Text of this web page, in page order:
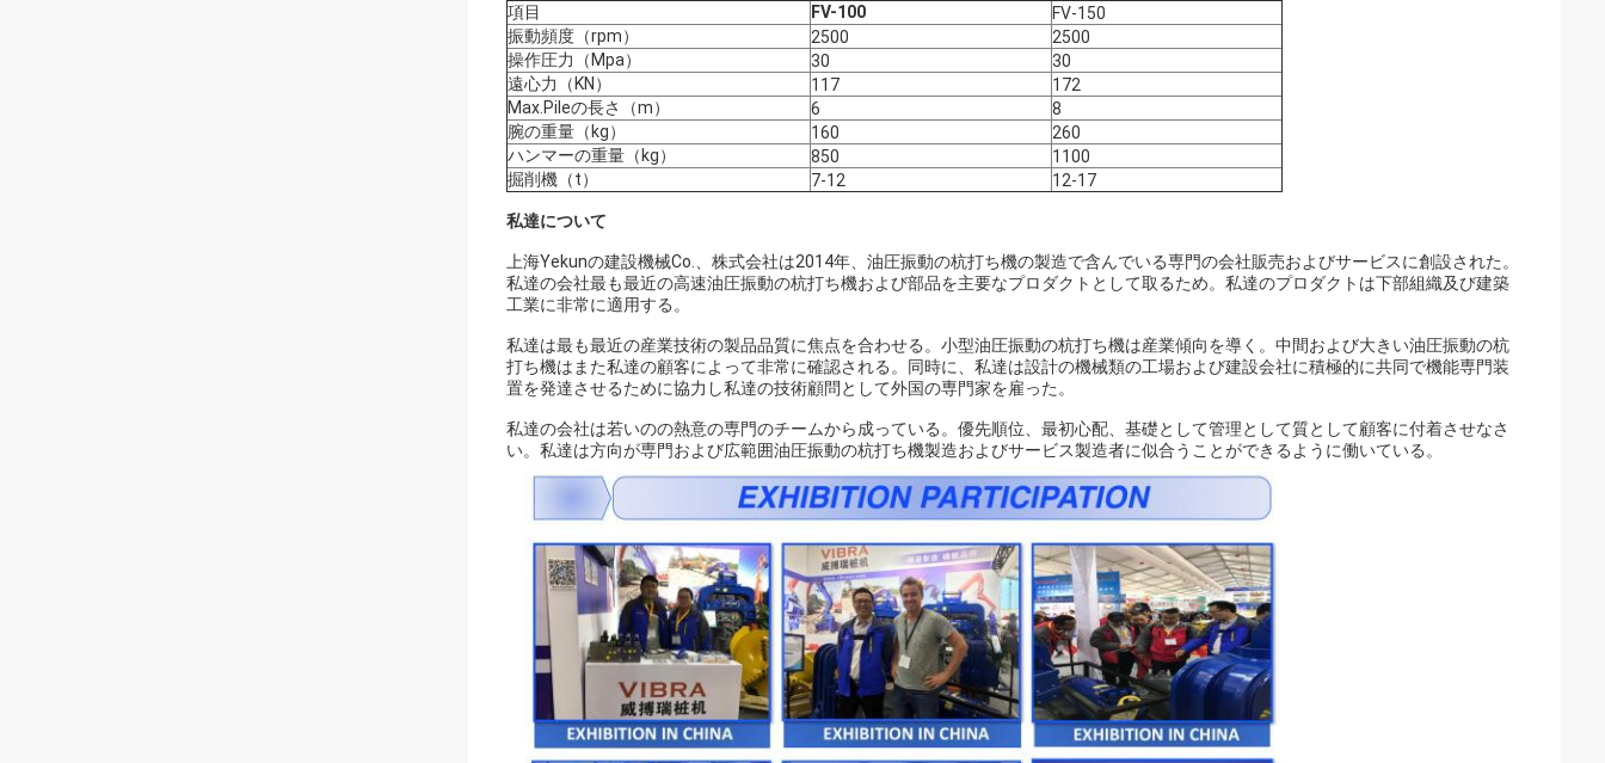
項目 FV-100
FV-150
振動頻度（rpm）
2500
2500
操作圧力（Mpa）
30
30
遠心力（KN）
117
172
Max.Pileの長さ（m）
6
8
腕の重量（kg）
160
260
ハンマーの重量（kg）
850
1100
掘削機（t）
7-12 12-17
私達について
上海Yekunの建設機械Co.、株式会社は2014年、油圧振動の杭打ち機の製造で含んでいる専門の会社販売およびサービスに創設された。
私達の会社最も最近の高速油圧振動の杭打ち機および部品を主要なプロダクトとして取るため。私達のプロダクトは下部組織及び建築
工業に非常に適用する。
私達は最も最近の産業技術の製品品質に焦点を合わせる。小型油圧振動の杭打ち機は産業傾向を導く。中間および大きい油圧振動の杭
打ち機はまた私達の顧客によって非常に確認される。同時に、私達は設計の機械類の工場および建設会社に積極的に共同で機能専門装
置を発達させるために協力し私達の技術顧問として外国の専門家を雇った。
私達の会社は若いのの熱意の専門のチームから成っている。優先順位、最初心配、基礎として管理として質として顧客に付着させなさ
い。私達は方向が専門および広範囲油圧振動の杭打ち機製造およびサービス製造者に似合うことができるように働いている。